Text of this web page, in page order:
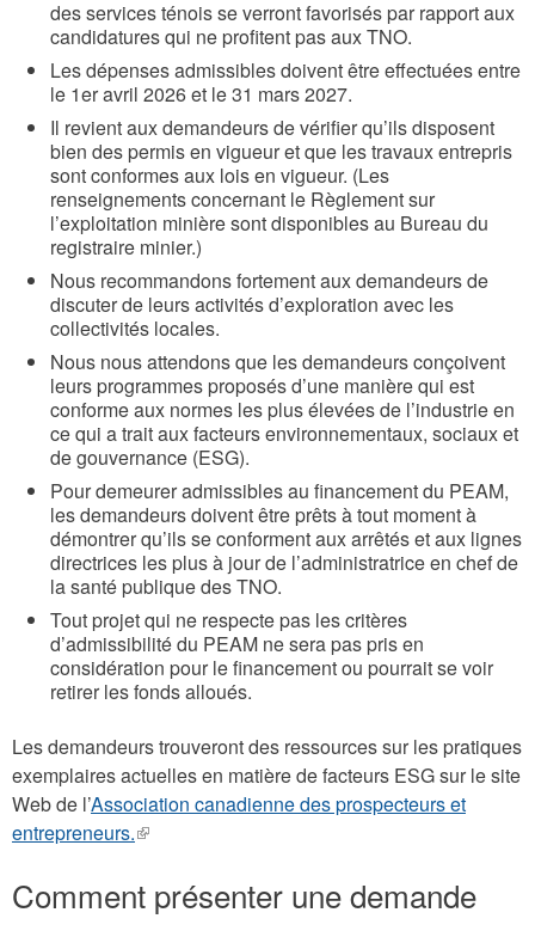
des services ténois se verront favorisés par rapport aux
candidatures qui ne profitent pas aux TNO.
Les dépenses admissibles doivent être effectuées entre
le 1er avril 2026 et le 31 mars 2027.
Il revient aux demandeurs de vérifier qu’ils disposent
bien des permis en vigueur et que les travaux entrepris
sont conformes aux lois en vigueur. (Les
renseignements concernant le Règlement sur
l’exploitation minière sont disponibles au Bureau du
registraire minier.)
Nous recommandons fortement aux demandeurs de
discuter de leurs activités d’exploration avec les
collectivités locales.
Nous nous attendons que les demandeurs conçoivent
leurs programmes proposés d’une manière qui est
conforme aux normes les plus élevées de l’industrie en
ce qui a trait aux facteurs environnementaux, sociaux et
de gouvernance (ESG).
Pour demeurer admissibles au financement du PEAM,
les demandeurs doivent être prêts à tout moment à
démontrer qu’ils se conforment aux arrêtés et aux lignes
directrices les plus à jour de l’administratrice en chef de
la santé publique des TNO.
Tout projet qui ne respecte pas les critères
d’admissibilité du PEAM ne sera pas pris en
considération pour le financement ou pourrait se voir
retirer les fonds alloués.
Les demandeurs trouveront des ressources sur les pratiques
exemplaires actuelles en matière de facteurs ESG sur le site
Web de l’Association canadienne des prospecteurs et
entrepreneurs.(link
external)
Comment présenter une demande